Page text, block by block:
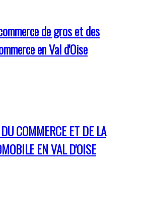
de gros et des
en Val d'Oise
COMMERCE ET DE LA
EN VAL D'OISE